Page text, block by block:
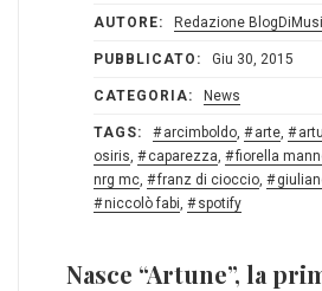
AUTORE: Redazione
PUBBLICATO: Giu 30, 2015
CATEGORIA: News
TAGS: arcimboldo arte
osiris
caparezza fiorella
nrg mc
franz di cioccio
niccolò fabi
spotify
Nasce “Artune”, la